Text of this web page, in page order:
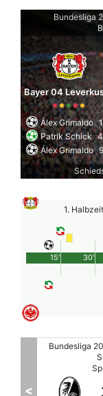
Bundesliga
Bayer 04
Álex Grimaldo
Patrik Schick
Álex Grimaldo
1. Halbzeit
15' 30'
Bundesliga
<